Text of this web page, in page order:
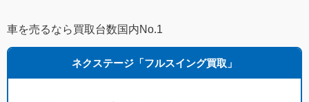
車を売るなら買取台数国内No.1
ネクステージ「フルスイング買取」